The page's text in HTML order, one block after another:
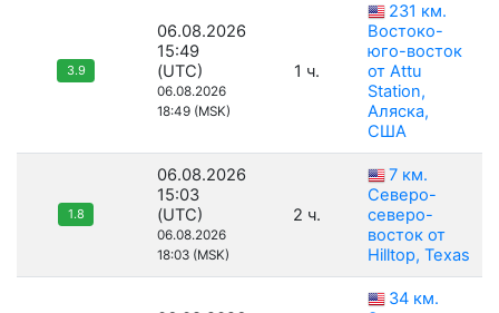
3.9
06.08.2026
15:49
(UTC)
06.08.2026
18:49 (MSK)
1 ч.
231 км.
Востоко-
юго-восток
от Attu
Station,
Аляска,
США
1.8
06.08.2026
15:03
(UTC)
06.08.2026
18:03 (MSK)
2 ч.
7 км.
Северо-
северо-
восток от
Hilltop, Texas
34 км.